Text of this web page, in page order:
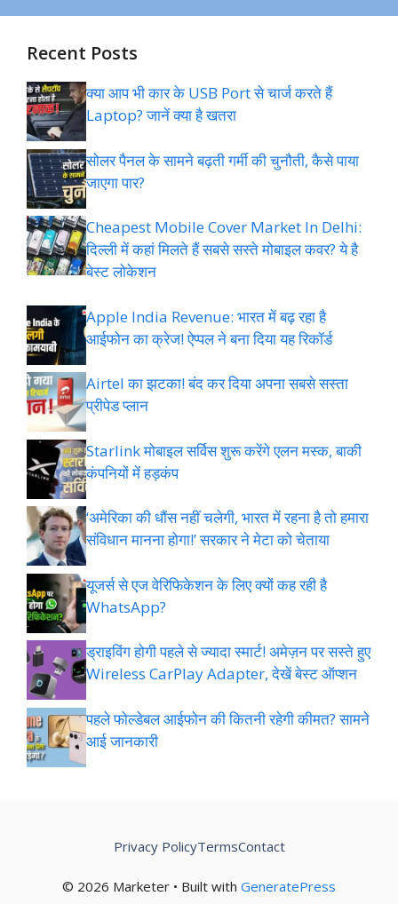
Recent Posts
क्या आप भी कार के USB Port से चार्ज करते हैं
Laptop? जानें क्या है खतरा
सोलर पैनल के सामने बढ़ती गर्मी की चुनौती, कैसे पाया
जाएगा पार?
Cheapest Mobile Cover Market In Delhi:
दिल्ली में कहां मिलते हैं सबसे सस्ते मोबाइल कवर? ये है
बेस्ट लोकेशन
Apple India Revenue: भारत में बढ़ रहा है
आईफोन का क्रेज! ऐप्पल ने बना दिया यह रिकॉर्ड
Airtel का झटका! बंद कर दिया अपना सबसे सस्ता
प्रीपेड प्लान
Starlink मोबाइल सर्विस शुरू करेंगे एलन मस्क, बाकी
कंपनियों में हड़कंप
‘अमेरिका की धौंस नहीं चलेगी, भारत में रहना है तो हमारा
संविधान मानना होगा!’ सरकार ने मेटा को चेताया
यूजर्स से एज वेरिफिकेशन के लिए क्यों कह रही है
WhatsApp?
ड्राइविंग होगी पहले से ज्यादा स्मार्ट! अमेज़न पर सस्ते हुए
Wireless CarPlay Adapter, देखें बेस्ट ऑप्शन
पहले फोल्डेबल आईफोन की कितनी रहेगी कीमत? सामने
आई जानकारी
© 2026 Marketer • Built with GeneratePress
Privacy PolicyTermsContact